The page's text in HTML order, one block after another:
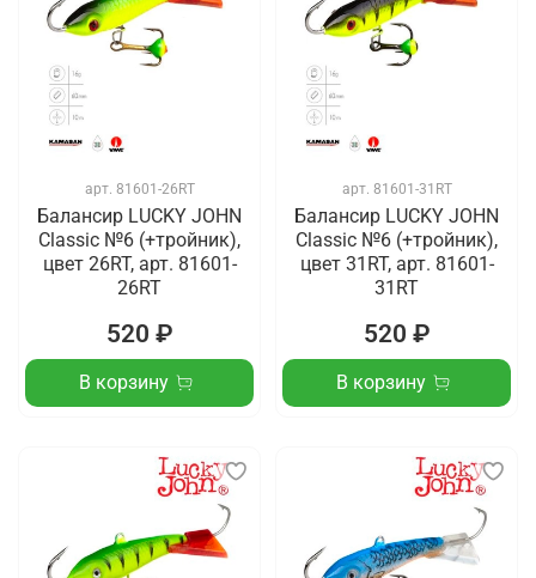
арт. 81601-26RT
Балансир LUCKY JOHN
Classic №6 (+тройник),
цвет 26RT, арт. 81601-
26RT
520 ₽
В корзину
арт. 81601-31RT
Балансир LUCKY JOHN
Classic №6 (+тройник),
цвет 31RT, арт. 81601-
31RT
520 ₽
В корзину